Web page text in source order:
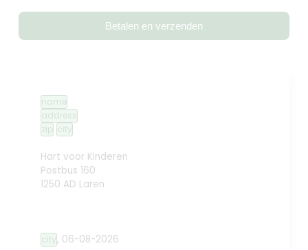
Betalen en verzenden
name
address
zip city
Hart voor Kinderen
Postbus 160
1250 AD Laren
city, 06-08-2026